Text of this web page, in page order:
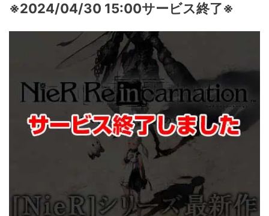
※2024/04/30 15:00サービス終了※